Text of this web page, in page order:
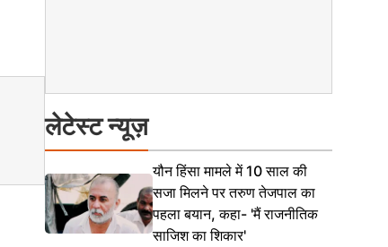
लेटेस्ट न्यूज़
यौन हिंसा मामले में 10 साल की
सजा मिलने पर तरुण तेजपाल का
पहला बयान, कहा- 'मैं राजनीतिक
साजिश का शिकार'